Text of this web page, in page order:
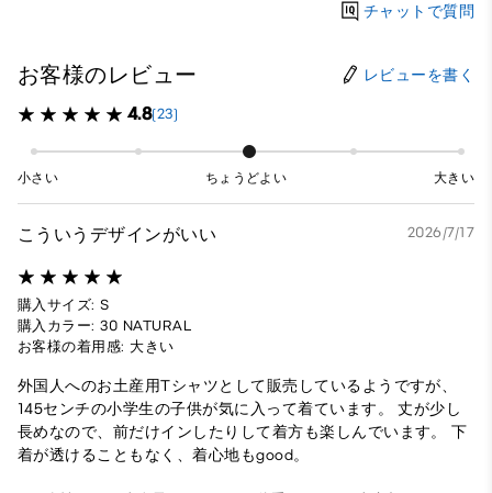
チャットで質問
お客様のレビュー レビューを書く
4.8(23)
小さい ちょうどよい 大きい
こういうデザインがいい 2026/7/17
購入サイズ: S
購入カラー: 30 NATURAL
お客様の着用感: 大きい
外国人へのお土産用Tシャツとして販売しているようですが、
145センチの小学生の子供が気に入って着ています。 丈が少し
長めなので、前だけインしたりして着方も楽しんでいます。 下
着が透けることもなく、着心地もgood。